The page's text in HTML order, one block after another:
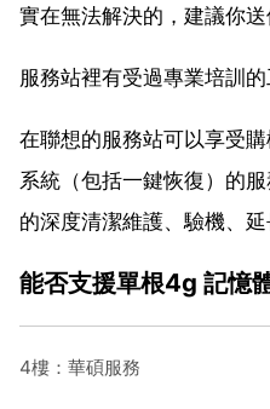
實在無法解決的，建議你送
服務站裡有受過專業培訓
在聯想的服務站可以享受
系統（包括一鍵恢復）的
的深度清潔維護、驗機、延
能否支援單根4g 記憶
4樓：華碩服務